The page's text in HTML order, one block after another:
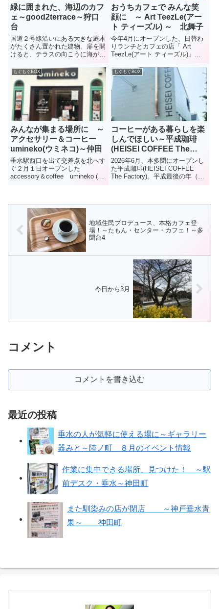
緑に囲まれた、海辺のカフ
ェ～good2terrace～狩口
台
国道２号線沿いにある大きな庭木
がたくさん置かれた建物。扉を開
けると、テラスの向こうに海が広
ブジェがお出迎え。ここは、ガー
デン・エクステリアの設計から施
工、植栽の管理を行う
GOOD2GARDENが営むカフェ・
GO...
おうちカフェで みんな笑
顔に ～ Art TeezLe(アー
ト ティーズル) ～ 北舞子
今年4月にオープンした、日替わ
りランチとカフェの店「 Art
TeezLe(アート ティーズル)」。
の細い道を南に、ちょっとわかり
にくい住宅街のなか。店名のティ
ーズルは、ハリネズミのような姿
をした「生きる楽しみ...
もぐもぐBOX
みんなが集まる場所に ～
アクセサリー＆コーヒー
umineko(ウミネコ)～仲田
垂水駅西口を出て交差点を北へす
ぐ２月１日オープンした
accessory＆coffee umineko (う
サリー作りが得意な妻。うみねこ
は、そんな2人...
もぐもぐBOX
コーヒーがある暮らしを楽
しんでほしい～平成珈琲
(HEISEI COFFEE The
Factory)～本多聞
2026年6月、本多聞にオープンし
た平成珈琲(HEISEI COFFEE
The Factory)。平成最後の年（
地域住民プロデュース、本格カフェ登
場！～たもん・センター・カフェ！～多
聞台4
今日から3月
コメント
コメントを書き込む
最近の投稿
垂水の人が気軽に使える場に～ギャラリー
器みと～陸ノ町 ８月のイベント情報
作業に集中できる場所、見つけた！ ～駅
前デスク・垂水～神田町
また馴染みの店が閉店 ～神戸垂水青
果～ 神田町